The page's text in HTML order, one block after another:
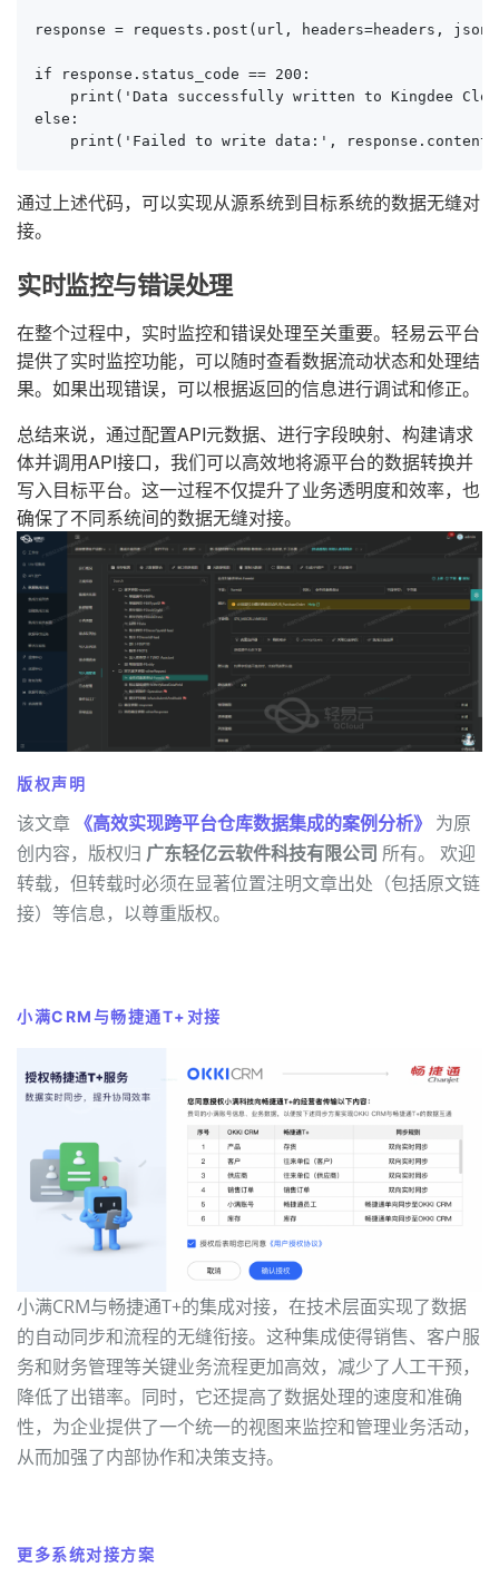
response = requests.post(url, headers=headers,
if response.status_code == 200:
print('Data successfully written to Kingdee
else:
    print('Failed to write data:', response.content)
通过上述代码，可以实现从源系统到目标系统的数据无缝对
接。
实时监控与错误处理
在整个过程中，实时监控和错误处理至关重要。轻易云平台
提供了实时监控功能，可以随时查看数据流动状态和处理结
果。如果出现错误，可以根据返回的信息进行调试和修正。
总结来说，通过配置API元数据、进行字段映射、构建请求
体并调用API接口，我们可以高效地将源平台的数据转换并
写入目标平台。这一过程不仅提升了业务透明度和效率，也
确保了不同系统间的数据无缝对接。
版权声明
该文章 《高效实现跨平台仓库数据集成的案例分析》 为原
创内容，版权归 广东轻亿云软件科技有限公司 所有。 欢迎
转载，但转载时必须在显著位置注明文章出处（包括原文链
接）等信息，以尊重版权。
小满CRM与畅捷通T+对接
小满CRM与畅捷通T+的集成对接，在技术层面实现了数据
的自动同步和流程的无缝衔接。这种集成使得销售、客户服
务和财务管理等关键业务流程更加高效，减少了人工干预，
降低了出错率。同时，它还提高了数据处理的速度和准确
性，为企业提供了一个统一的视图来监控和管理业务活动，
从而加强了内部协作和决策支持。
更多系统对接方案